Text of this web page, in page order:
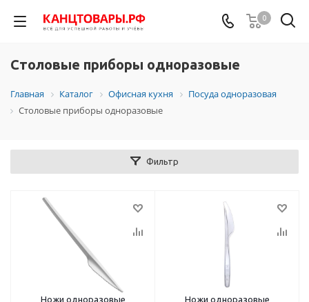
0
Столовые приборы одноразовые
Главная Каталог Офисная кухня
Посуда одноразовая
Столовые приборы одноразовые
Фильтр
Ножи одноразовые
Ножи одноразовые